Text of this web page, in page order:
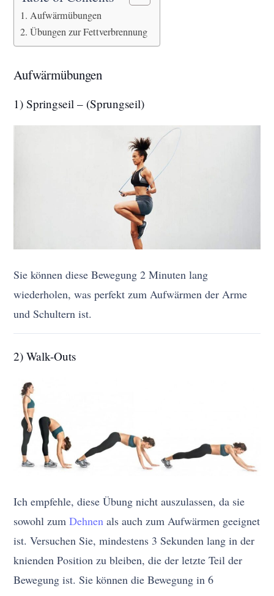
Aufwärmübungen
Übungen zur Fettverbrennung
Aufwärmübungen
1) Springseil – (Sprungseil)
Sie können diese Bewegung 2 Minuten lang
wiederholen, was perfekt zum Aufwärmen der Arme
und Schultern ist.
2) Walk-Outs
Ich empfehle, diese Übung nicht auszulassen, da sie
sowohl zumDehnen als auch zum Aufwärmen geeignet
ist. Versuchen Sie, mindestens 3 Sekunden lang in der
knienden Position zu bleiben, die der letzte Teil der
Bewegung ist. Sie können die Bewegung in 6